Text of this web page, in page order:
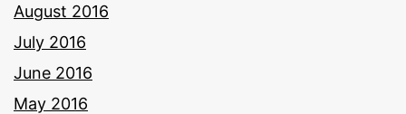
August 2016
July 2016
June 2016
May 2016